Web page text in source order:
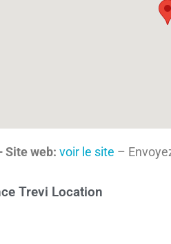
Site web: voir le site –
Trevi Location